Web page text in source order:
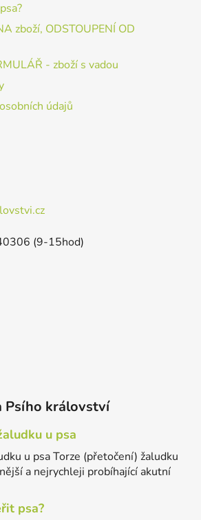
zboží, ODSTOUPENÍ OD
- zboží s vadou
údajů
(9-15hod)
Psího království
u psa
u psa Torze (přetočení) žaludku
a nejrychleji probíhající akutní
psa?